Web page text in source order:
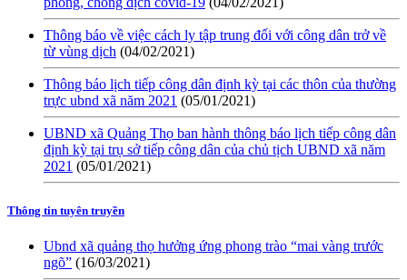
Thông báo về việc cách ly tập trung đối với công dân trở về
từ vùng dịch (04/02/2021)
Thông báo lịch tiếp công dân định kỳ tại các thôn của thường
trực ubnd xã năm 2021 (05/01/2021)
UBND xã Quảng Thọ ban hành thông báo lịch tiếp công dân
định kỳ tại trụ sở tiếp công dân của chủ tịch UBND xã năm
2021 (05/01/2021)
Thông tin tuyên truyền
Ubnd xã quảng thọ hưởng ứng phong trào “mai vàng trước
ngõ” (16/03/2021)